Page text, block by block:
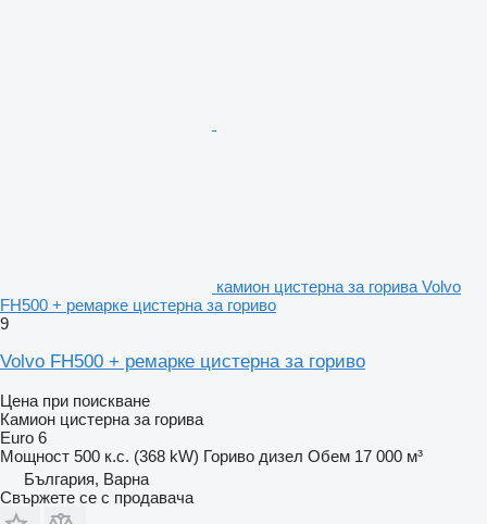
камион цистерна за горива Volvo
FH500 + ремарке цистерна за гориво
9
Volvo FH500 + ремарке цистерна за гориво
Цена при поискване
Камион цистерна за горива
Euro 6
Мощност 500 к.с. (368 kW) Гориво дизел Обем 17 000 м³
България, Варна
Свържете се с продавача